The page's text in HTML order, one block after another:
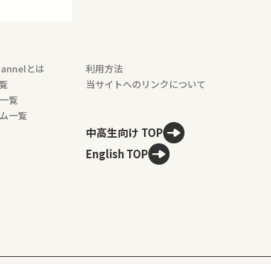
とは
覧
一覧
利用方法
当サイトへのリンクについて
中高生向け TOP
English TOP